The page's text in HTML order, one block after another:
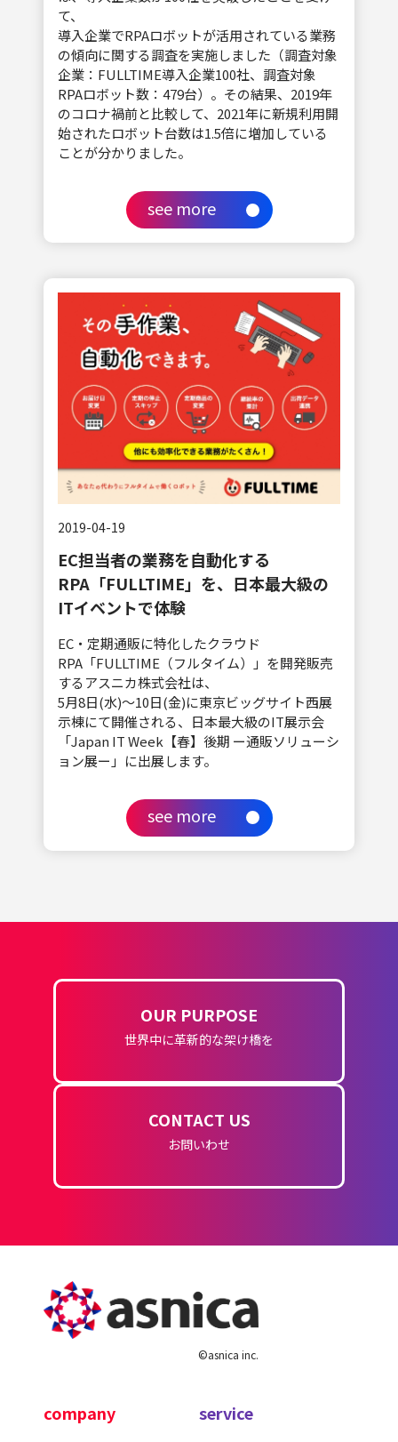
て、
導入企業でRPAロボットが活用されている業務
の傾向に関する調査を実施しました（調査対象
企業：FULLTIME導入企業100社、調査対象
RPAロボット数：479台）。その結果、2019年
のコロナ禍前と比較して、2021年に新規利用開
始されたロボット台数は1.5倍に増加している
ことが分かりました。
see more
2019-04-19
EC担当者の業務を自動化する
RPA「FULLTIME」を、日本最大級の
ITイベントで体験
EC・定期通販に特化したクラウド
RPA「FULLTIME（フルタイム）」を開発販売
するアスニカ株式会社は、
5月8日(水)〜10日(金)に東京ビッグサイト西展
示棟にて開催される、日本最大級のIT展示会
「Japan IT Week【春】後期 ー通販ソリューシ
ョン展ー」に出展します。
see more
OUR PURPOSE
世界中に革新的な架け橋を
CONTACT US
お問いわせ
©asnica inc.
company
service